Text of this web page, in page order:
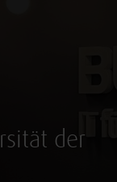
der